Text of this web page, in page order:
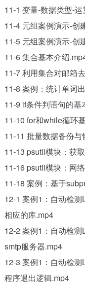
11-1 变量-数据类型-
11-4 元组案例演示-创
11-5 元组案例演示-创
11-6 集合基本介绍
11-7 利用集合对邮箱
11-8 案例：统计单词
11-9 if条件判语句的基
11-10 for和while循环
11-11 批量数据备份与
11-13 psutil模块：获
11-16 psutil模块：网
11-18 案例：基于
12-1 案例1：自动检
相应的库.mp4
12-2 案例1：自动检
smtp服务器.mp4
12-3 案例1：自动检
程序退出逻辑.mp4